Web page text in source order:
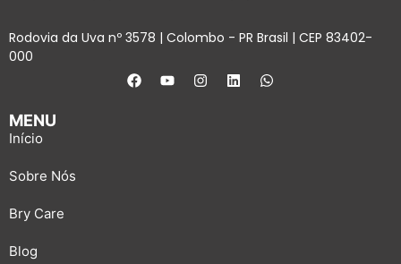
Rodovia da Uva nº 3578 | Colombo - PR Brasil | CEP 83402-
000
Início
Sobre Nós
Bry Care
Blog
MENU